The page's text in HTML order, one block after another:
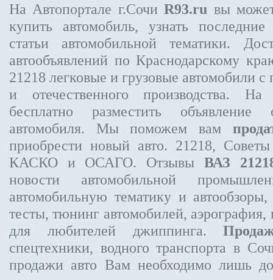
На Автопортале г.СочиR93.ru вы
купить автомобиль, узнать
статьи автомобильной тематики.
автообъявлений по Краснодарскому
21218 легковые и грузовые автомобили
и отечественного производства.
бесплатно разместить объявление о
автомобиля. Мы поможем вам
приобрести новый авто. 21218,
КАСКО и ОСАГО. Отзывы ВАЗ
новости автомобильной
автомобильную тематику и
тесты, тюнинг автомобилей,
для любителей джиппинга.
спецтехники, водного транспорта в
продажи авто Вам необходимо лишь